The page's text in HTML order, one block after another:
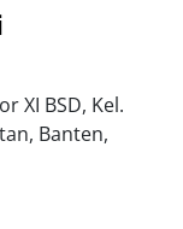
XI BSD, Kel.
Banten,